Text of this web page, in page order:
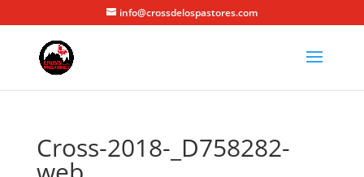
info@crossdelospastores.com
Cross-2018-_D758282-